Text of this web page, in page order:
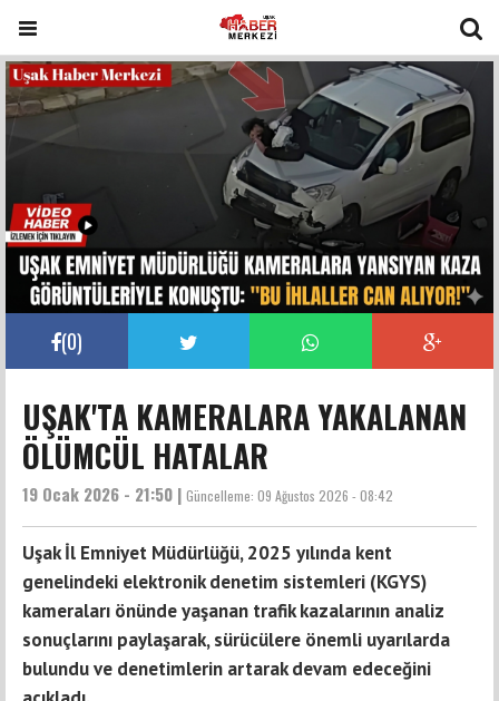
(0)
UŞAK'TA KAMERALARA YAKALANAN
ÖLÜMCÜL HATALAR
19 Ocak 2026 - 21:50 | Güncelleme: 09 Ağustos 2026 - 08:42
Uşak İl Emniyet Müdürlüğü, 2025 yılında kent
genelindeki elektronik denetim sistemleri (KGYS)
kameraları önünde yaşanan trafik kazalarının analiz
sonuçlarını paylaşarak, sürücülere önemli uyarılarda
bulundu ve denetimlerin artarak devam edeceğini